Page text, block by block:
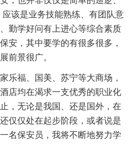
该是业务技能熟练、有团队意
勤学好问有上进心等综合素质
安，其中要学的有很多很多，
前景很广。
乐福、国美、苏宁等大商场，
店均在渴求一支优秀的职业化
，无论是我国、还是国外，在
仅仅处在起步阶段，或者说是
名保安员，我将不断地努力学